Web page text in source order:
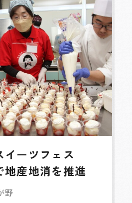
イーツフェス
地産地消を推進
野